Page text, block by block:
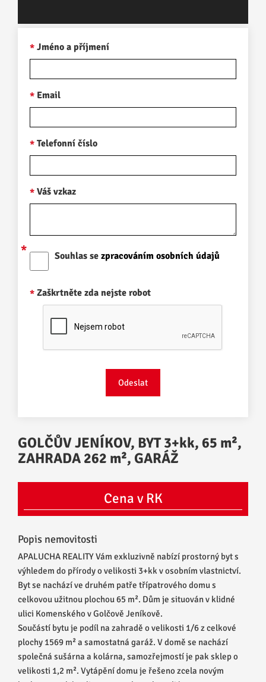
Jméno a příjmení
Email
Telefonní číslo
Váš vzkaz
Souhlas se zpracováním osobních údajů
Zaškrtněte zda nejste robot
GOLČŮV JENÍKOV, BYT 3+kk, 65 m²,
ZAHRADA 262 m², GARÁŽ
Cena v RK
Popis nemovitosti
APALUCHA REALITY Vám exkluzivně nabízí prostorný byt s
výhledem do přírody o velikosti 3+kk v osobním vlastnictví.
Byt se nachází ve druhém patře třípatrového domu s
celkovou užitnou plochou 65 m². Dům je situován v klidné
ulici Komenského v Golčově Jeníkově.
Součástí bytu je podíl na zahradě o velikosti 1/6 z celkové
plochy 1569 m² a samostatná garáž. V domě se nachází
společná sušárna a kolárna, samozřejmostí je pak sklep o
velikosti 1,2 m². Vytápění domu je řešeno zcela novým